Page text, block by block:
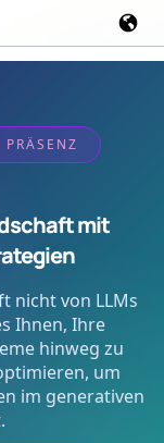
mit
nicht von LLMs
Ihnen, Ihre
hinweg zu
um
im generativen